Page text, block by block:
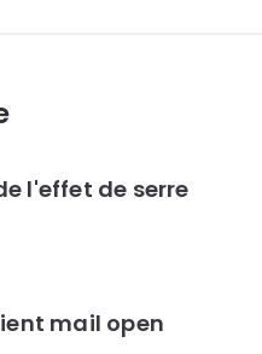
l'effet de serre
mail open